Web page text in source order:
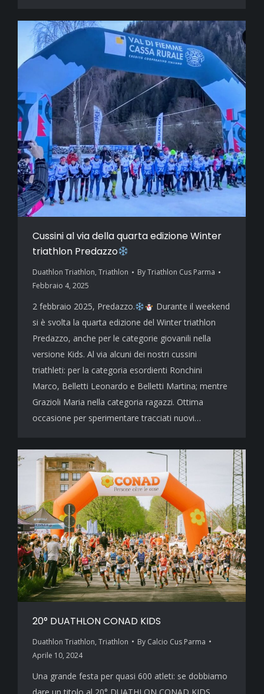
Cussini al via della quarta edizione Winter
triathlon Predazzo
Duathlon Triathlon, Triathlon ByTriathlon Cus Parma
Febbraio 4, 2025
2 febbraio 2025, Predazzo.
Durante il weekend
si è svolta la quarta edizione del Winter triathlon
Predazzo, anche per le categorie giovanili nella
versione Kids. Al via alcuni dei nostri cussini
triathleti: per la categoria esordienti Ronchini
Marco, Belletti Leonardo e Belletti Martina; mentre
Grazioli Maria nella categoria ragazzi. Ottima
occasione per sperimentare tracciati nuovi…
20° DUATHLON CONAD KIDS
Duathlon Triathlon, Triathlon By Calcio Cus Parma
Aprile 10, 2024
Una grande festa per quasi 600 atleti: se dobbiamo